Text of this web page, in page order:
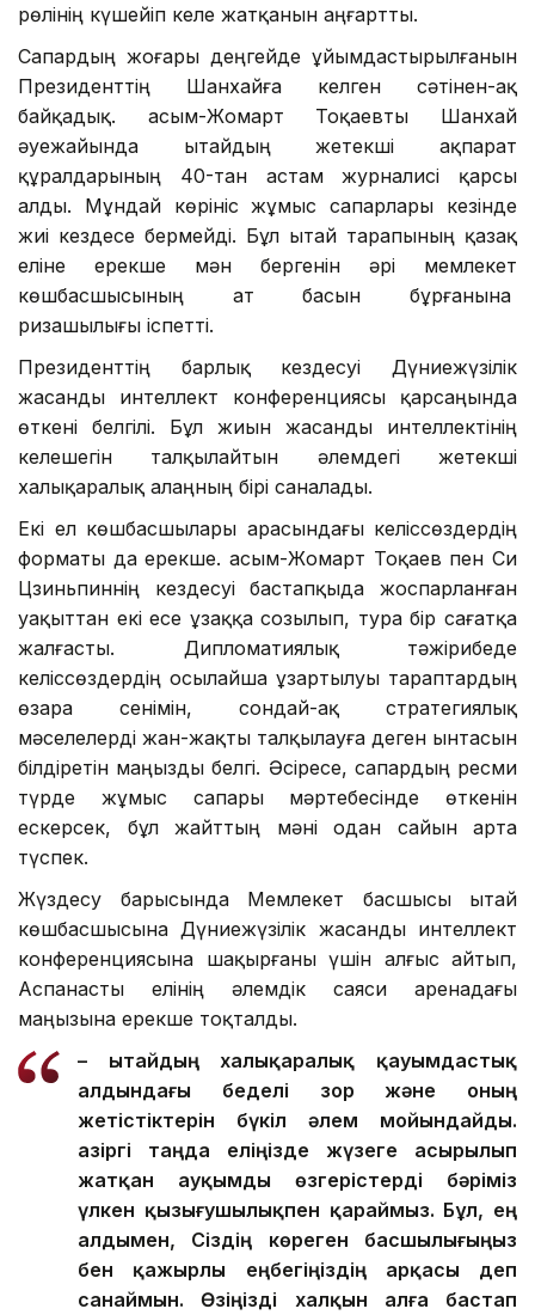
рөлінің күшейіп келе жатқанын аңғартты.
Сапардың жоғары деңгейде ұйымдастырылғанын
Президенттің Шанхайға келген сәтінен-ақ
байқадық. Қасым-Жомарт Тоқаевты Шанхай
әуежайында Қытайдың жетекші ақпарат
құралдарының 40-тан астам журналисі қарсы
алды. Мұндай көрініс жұмыс сапарлары кезінде
жиі кездесе бермейді. Бұл Қытай тарапының қазақ
еліне ерекше мән бергенін әрі мемлекет
көшбасшысының ат басын бұрғанына
ризашылығы іспетті.
Президенттің барлық кездесуі Дүниежүзілік
жасанды интеллект конференциясы қарсаңында
өткені белгілі. Бұл жиын жасанды интеллектінің
келешегін талқылайтын әлемдегі жетекші
халықаралық алаңның бірі саналады.
Екі ел көшбасшылары арасындағы келіссөздердің
форматы да ерекше. Қасым-Жомарт Тоқаев пен Си
Цзиньпиннің кездесуі бастапқыда жоспарланған
уақыттан екі есе ұзаққа созылып, тура бір сағатқа
жалғасты. Дипломатиялық тәжірибеде
келіссөздердің осылайша ұзартылуы тараптардың
өзара сенімін, сондай-ақ стратегиялық
мәселелерді жан-жақты талқылауға деген ынтасын
білдіретін маңызды белгі. Әсіресе, сапардың ресми
түрде жұмыс сапары мәртебесінде өткенін
ескерсек, бұл жайттың мәні одан сайын арта
түспек.
Жүздесу барысында Мемлекет басшысы Қытай
көшбасшысына Дүниежүзілік жасанды интеллект
конференциясына шақырғаны үшін алғыс айтып,
Аспанасты елінің әлемдік саяси аренадағы
маңызына ерекше тоқталды.
– Қытайдың халықаралық қауымдастық
алдындағы беделі зор және оның
жетістіктерін бүкіл әлем мойындайды.
Қазіргі таңда еліңізде жүзеге асырылып
жатқан ауқымды өзгерістерді бәріміз
үлкен қызығушылықпен қараймыз. Бұл, ең
алдымен, Сіздің көреген басшылығыңыз
бен қажырлы еңбегіңіздің арқасы деп
санаймын. Өзіңізді халқын алға бастап